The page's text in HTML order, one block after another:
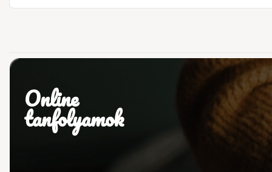
Online
tanfolyamok